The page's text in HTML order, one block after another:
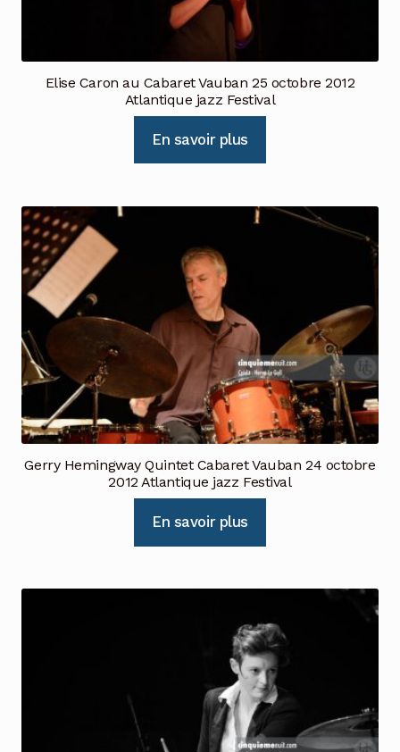
Elise Caron au Cabaret Vauban 25 octobre 2012
Atlantique jazz Festival
En savoir plus
Gerry Hemingway Quintet Cabaret Vauban 24 octobre
2012 Atlantique jazz Festival
En savoir plus